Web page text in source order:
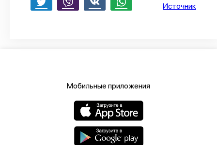
Источник
Мобильные приложения